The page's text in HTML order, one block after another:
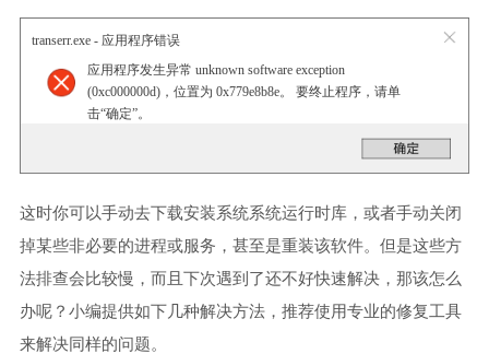
transerr.exe - 应用程序错误
应用程序发生异常 unknown software exception
(0xc000000d)，位置为 0x779e8b8e。 要终止程序，请单
击“确定”。
这时你可以手动去下载安装系统系统运行时库，或者手动关闭
掉某些非必要的进程或服务，甚至是重装该软件。但是这些方
法排查会比较慢，而且下次遇到了还不好快速解决，那该怎么
办呢？小编提供如下几种解决方法，推荐使用专业的修复工具
来解决同样的问题。